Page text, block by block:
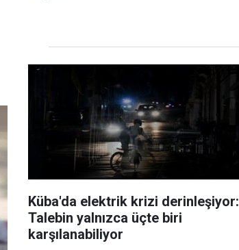
Küba'da elektrik krizi derinleşiyor:
Talebin yalnızca üçte biri
karşılanabiliyor